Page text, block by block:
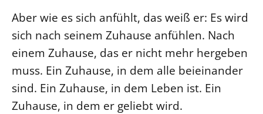
Aber wie es sich anfühlt, das weiß er: Es wird
sich nach seinem Zuhause anfühlen. Nach
einem Zuhause, das er nicht mehr hergeben
muss. Ein Zuhause, in dem alle beieinander
sind. Ein Zuhause, in dem Leben ist. Ein
Zuhause, in dem er geliebt wird.
Recht
Terminstundenplaner